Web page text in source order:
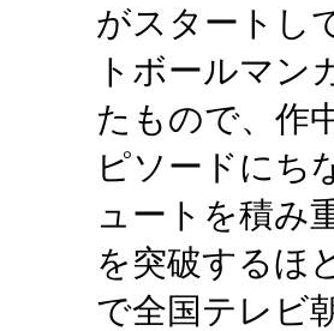
がスタートし
トボールマン
たもので、作
ピソードにち
ュートを積み
を突破するほ
で全国テレビ